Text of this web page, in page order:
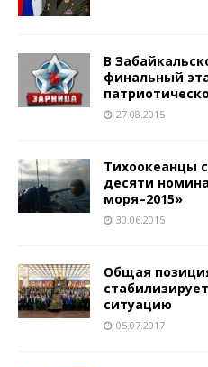
В
финальный
27.08.2015
Тихоокеанцы
десяти
моря–2015»
30.06.2015
Общая
ситуацию
05.07.2017